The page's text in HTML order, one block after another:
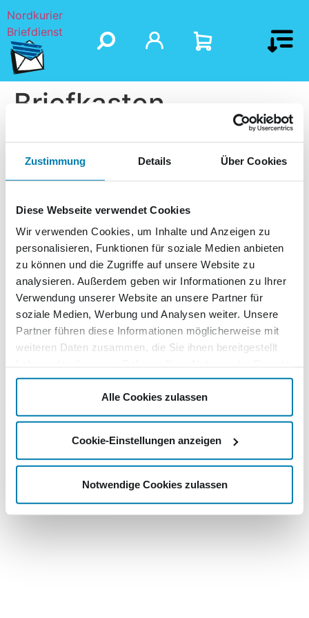
Zustimmung Details Über Cookies
Diese Webseite verwendet Cookies
Wir verwenden Cookies, um Inhalte und Anzeigen zu
personalisieren, Funktionen für soziale Medien anbieten
zu können und die Zugriffe auf unsere Website zu
analysieren. Außerdem geben wir Informationen zu Ihrer
Verwendung unserer Website an unsere Partner für
soziale Medien, Werbung und Analysen weiter. Unsere
Partner führen diese Informationen möglicherweise mit
weiteren Daten zusammen, die Sie ihnen bereitgestellt
gesammelt haben.
Alle Cookies zulassen
Cookie-Einstellungen anzeigen
Notwendige Cookies zulassen
Nordkurier
Briefdienst
Briefkasten